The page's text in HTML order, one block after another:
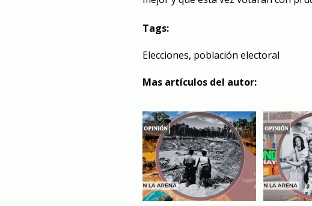
Tags:
Elecciones, población electoral
Mas artículos del autor: